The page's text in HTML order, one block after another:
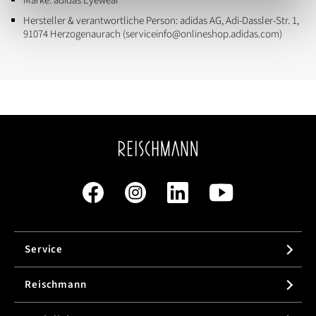
Hersteller & verantwortliche Person:adidas AG, Adi-Dassler-Str. 1,
91074 Herzogenaurach (serviceinfo@onlineshop.adidas.com)
Service
Reischmann